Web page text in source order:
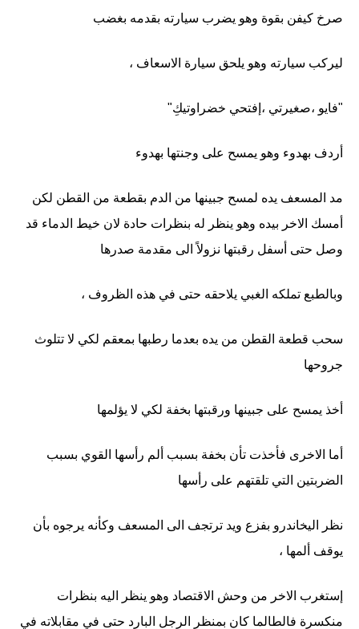
صرخ كيفن بقوة وهو يضرب سيارته بقدمه بغضب
ليركب سيارته وهو يلحق سيارة الاسعاف ،
"فايو ،صغيرتي ،إفتحي خضراوتيكِ"
أردف بهدوء وهو يمسح على وجنتها بهدوء
مد المسعف يده لمسح جبينها من الدم بقطعة من القطن لكن
أمسك الاخر بيده وهو ينظر له بنظرات حادة لان خيط الدماء قد
وصل حتى أسفل رقبتها نزولاً الى مقدمة صدرها
وبالطبع تملكه الغبي يلاحقه حتى في هذه الظروف ،
سحب قطعة القطن من يده بعدما رطبها بمعقم لكي لا تتلوث
جروحها
أخذ يمسح على جبينها ورقبتها بخفة لكي لا يؤلمها
أما الاخرى فأخذت تأن بخفة بسبب ألم رأسها القوي بسبب
الضربتين التي تلقتهم على رأسها
نظر اليخاندرو بفزع ويد ترتجف الى المسعف وكأنه يرجوه بأن
يوقف ألمها ،
إستغرب الاخر من وحش الاقتصاد وهو ينظر اليه بنظرات
منكسرة فالطالما كان بمنظر الرجل البارد حتى في مقابلاته في